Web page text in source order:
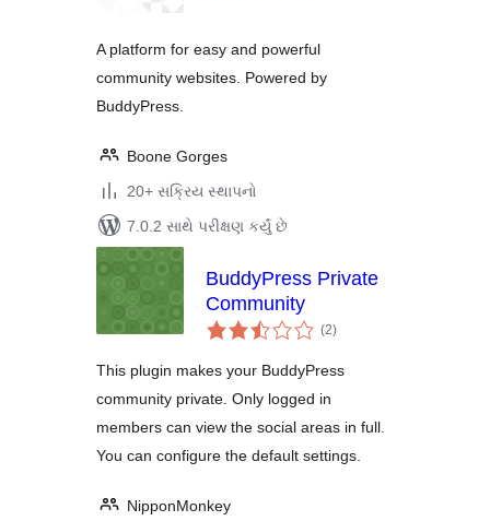
A platform for easy and powerful
community websites. Powered by
BuddyPress.
Boone Gorges
20+ સક્રિય સ્થાપનો
7.0.2 સાથે પરીક્ષણ કર્યું છે
BuddyPress Private
Community
(2કુલ
રેટિંગ્સ
)
This plugin makes your BuddyPress
community private. Only logged in
members can view the social areas in full.
You can configure the default settings.
NipponMonkey